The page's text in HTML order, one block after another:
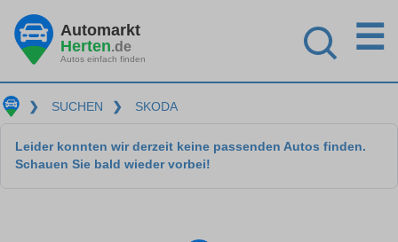
Automarkt
Herten.de
Autos einfach finden
☰
❯ SUCHEN ❯ SKODA
Leider konnten wir derzeit keine passenden Autos finden.
Schauen Sie bald wieder vorbei!